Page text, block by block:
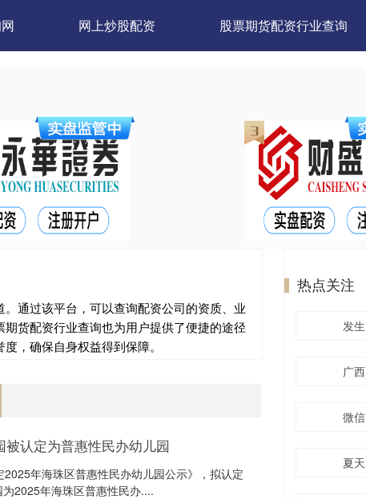
网上炒股配资 股票期货配资行业查询
通过该平台，可以查询配资公司的资质、业
货配资行业查询也为用户提供了便捷的途径
，确保自身权益得到保障。
认定为普惠性民办幼儿园
年海珠区普惠性民办幼儿园公示》，拟认定
2025年海珠区普惠性民办....
热点关注
发生
广西
微信
夏天